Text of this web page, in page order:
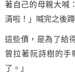
著自己的母親大喊
清啦！」喊完之後
這些債，是為了給
曾拉著阮詩樹的手
了。」